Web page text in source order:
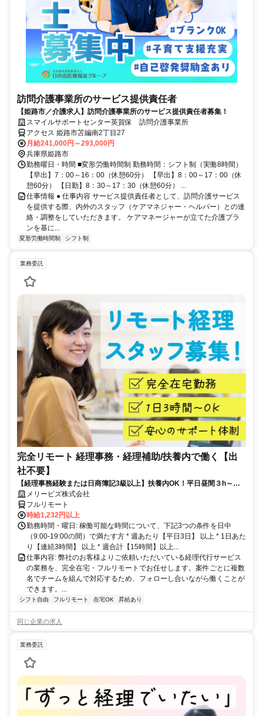
訪問介護事業所のサービス提供責任者
【姫路市／介護求人】訪問介護事業所のサービス提供責任者募集！
スマイルサポートセンター英賀保 訪問介護事業所
アクセス 姫路市苫編南2丁目27
月給241,000円～293,000円
兵庫県姫路市
勤務曜日・時間 ■変形労働時間制 勤務時間：シフト制（実働8時間）
【早出】7：00～16：00（休憩60分） 【早出】8：00～17：00（休
憩60分） 【日勤】8：30～17：30（休憩60分） ...
仕事情報 ● 仕事内容 サービス提供責任者として、訪問介護サービス
を提供する際、内外のスタッフ（ケアマネジャー・ヘルパー）との連
絡・調整をしていただきます。 ケアマネージャーが立てた介護プラ
ンを基に...
変形労働時間制 シフト制
業務委託
完全リモート 経理事務・経理補助/扶養内で働く【出
社不要】
【経理事務経験または日商簿記3級以上】扶養内OK！平日昼間３h～。
完全在宅で育児・介護中の方も大歓迎♪
メリービズ株式会社
フルリモート
時給1,232円以上
勤務時間・曜日: 稼働可能な時間について、下記3つの条件を日中
（9:00-19:00の間）で満たす方 * 週あたり【平日3日】 以上 * 1日あた
り【連続3時間】 以上 * 週合計【15時間】以上...
仕事内容: 弊社のお客様よりご依頼いただいている経理代行サービス
の業務を、完全在宅・フルリモートでお任せします。案件ごとに複数
名でチームを組んで対応するため、フォローし合いながら働くことが
できます。...
シフト自由 フルリモート 在宅OK 昇給あり
同じ企業の求人
業務委託